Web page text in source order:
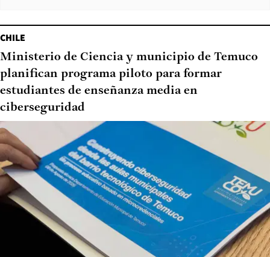
CHILE
Ministerio de Ciencia y municipio de Temuco
planifican programa piloto para formar
estudiantes de enseñanza media en
ciberseguridad